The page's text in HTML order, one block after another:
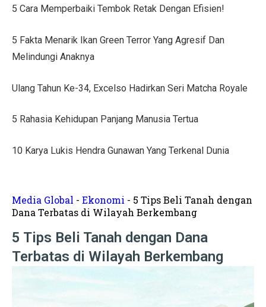
Cara Membuat Bingkai Foto dari Stik Es Krim,
Tips Menata Hiasan Dinding untuk Ruang Tamu Estetis
Harga Kusen UPVC vs Aluminium, Ketahui
Tanda-Tanda Kanker Payudara yang Sering Diabaikan
Tren Rumah Scandinavian: Ciri Khas dan Aturan Desain
Anti Ribet, Gaya Hias Dinding Modern dari Stik Es
Idaman! 10 Desain Wajib untuk Rumah Sempit
5 Cara Menyemprot Dinding Basah agar Rapi dan Awet!
5 Cara Memperbaiki Tembok Retak Dengan Efisien!
5 Fakta Menarik Ikan Green Terror Yang Agresif Dan
Melindungi Anaknya
Ulang Tahun Ke-34, Excelso Hadirkan Seri Matcha Royale
5 Rahasia Kehidupan Panjang Manusia Tertua
10 Karya Lukis Hendra Gunawan Yang Terkenal Dunia
Media Global - Ekonomi - 5 Tips Beli Tanah dengan
Dana Terbatas di Wilayah Berkembang
5 Tips Beli Tanah dengan Dana
Terbatas di Wilayah Berkembang